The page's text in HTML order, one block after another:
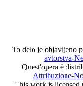
To delo je objavljeno
avtorstva-
Quest'opera è
Attribuzione-
This work is licensed